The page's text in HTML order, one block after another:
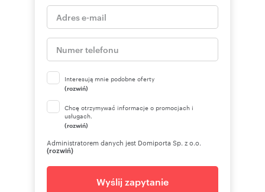
Interesują mnie podobne oferty
(rozwiń)
Chcę otrzymywać informacje o promocjach i
usługach.
(rozwiń)
Administratorem danych jest Domiporta Sp. z o.o.
(rozwiń)
Wyślij zapytanie